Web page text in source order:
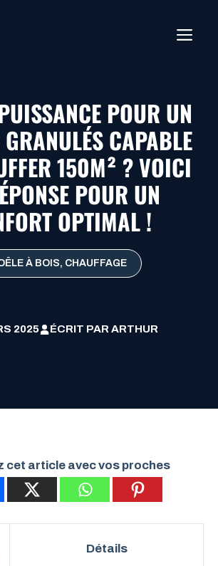
POUR UN
CAPABLE
150M² ? VOICI
POUR UN
OPTIMAL !
À BOIS, CHAUFFAGE
2025 ÉCRIT PAR ARTHUR
cet article avec vos proches
Détails